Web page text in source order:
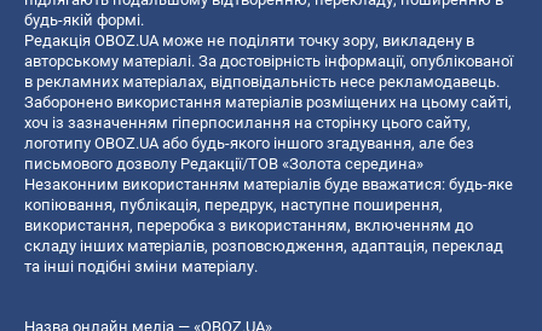
будь-якій формі.
Редакція OBOZ.UA може не поділяти точку зору, викладену в
авторському матеріалі. За достовірність інформації, опублікованої
в рекламних матеріалах, відповідальність несе рекламодавець.
Заборонено використання матеріалів розміщених на цьому сайті,
хоч із зазначенням гіперпосилання на сторінку цього сайту,
логотипу OBOZ.UA або будь-якого іншого згадування, але без
письмового дозволу Редакції/ТОВ «Золота середина»
Незаконним використанням матеріалів буде вважатися: будь-яке
копiювання, публiкацiя, передрук, наступне поширення,
використання, переробка з використанням, включенням до
складу інших матеріалів, розповсюдження, адаптація, переклад
та інші подібні зміни матеріалу.
Назва онлайн медіа — «OBOZ.UA»